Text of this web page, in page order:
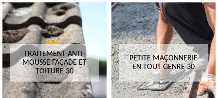
TRAITEMENT ANTI-
MOUSSE FAÇADE ET
TOITURE 30
PETITE MAÇONNERIE
EN TOUT GENRE 30